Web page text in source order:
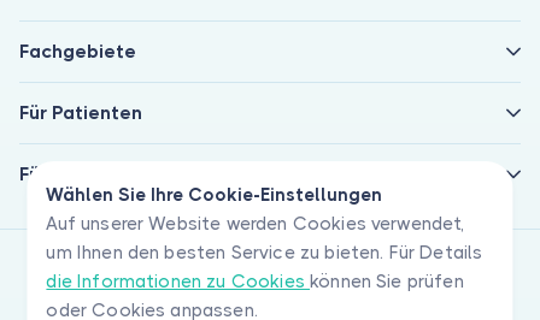
Wählen Sie Ihre Cookie-Einstellungen
Auf unserer Website werden Cookies verwendet,
um Ihnen den besten Service zu bieten. Für Details
die Informationen zu Cookieskönnen Sie prüfen
oder Cookies anpassen.
Fachgebiete
Für Patienten
Für Ärzte